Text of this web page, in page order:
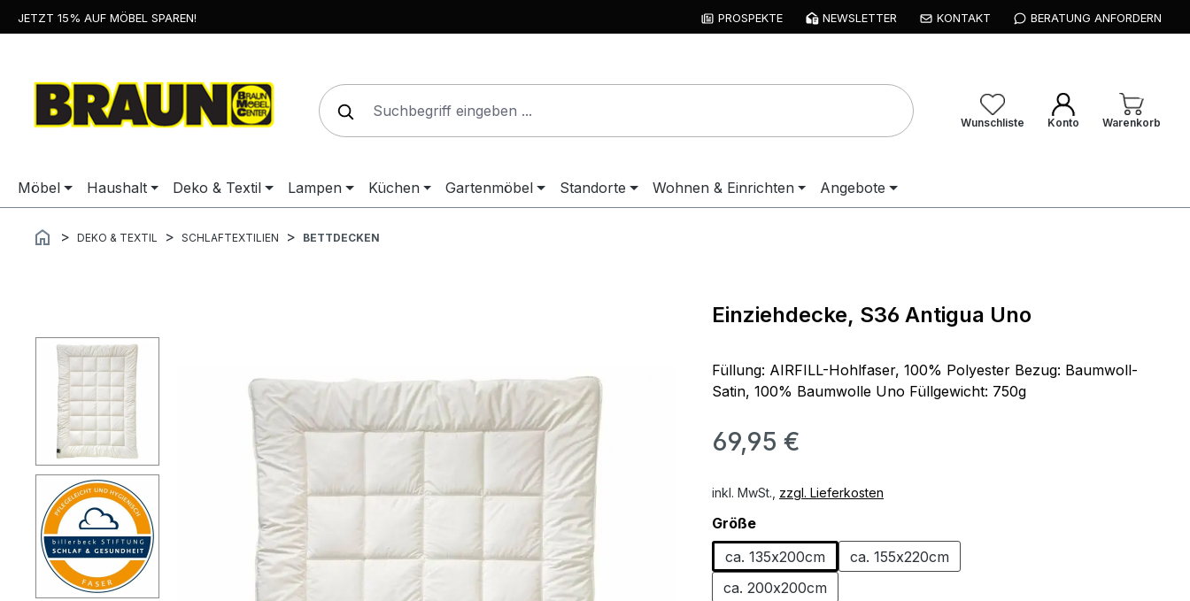
Zur Hauptnavigation springen
JETZT 15% AUF MÖBEL SPAREN! PROSPEKTE NEWSLETTER KONTAKT BERATUNG ANFORDERN
Wunschliste Konto Warenkorb
Möbel Haushalt Deko & Textil Lampen Küchen Gartenmöbel Standorte Wohnen & Einrichten Angebote
DEKO & TEXTIL SCHLAFTEXTILIEN BETTDECKEN
Bildergalerie überspringen
Einziehdecke, S36 Antigua Uno
Füllung: AIRFILL-Hohlfaser, 100% Polyester Bezug: Baumwoll-
Satin, 100% Baumwolle Uno Füllgewicht: 750g
69,95 €
inkl. MwSt., zzgl. Lieferkosten
Größeauswählen
ca. 135x200cm
ca. 155x220cm
ca. 200x200cm